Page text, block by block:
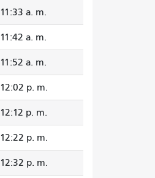
11:33 a. m.
11:42 a. m.
11:52 a. m.
12:02 p. m.
12:12 p. m.
12:22 p. m.
12:32 p. m.